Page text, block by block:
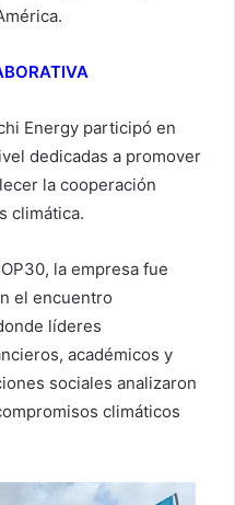
Energy participó en
dedicadas a promover
la cooperación
climática.
la empresa fue
el encuentro
líderes
académicos y
sociales analizaron
climáticos